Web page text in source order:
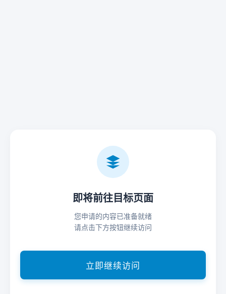
即将前往目标页面
您申请的内容已准备就绪
请点击下方按钮继续访问
立即继续访问